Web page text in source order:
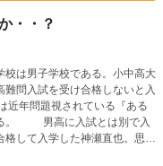
・・？
は男子学校である。小中高大
問入試を受け合格しないと入
年問題視されている『ある
る。 男高に入試とは別で入
格して入学した神瀬直也。思わ
とに戸惑い直也と距離を置き